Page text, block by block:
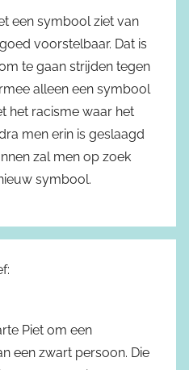
een symbool ziet van
voorstelbaar. Dat is
te gaan strijden tegen
alleen een symbool
het racisme waar het
men erin is geslaagd
zal men op zoek
symbool.
Piet om een
een zwart persoon. Die